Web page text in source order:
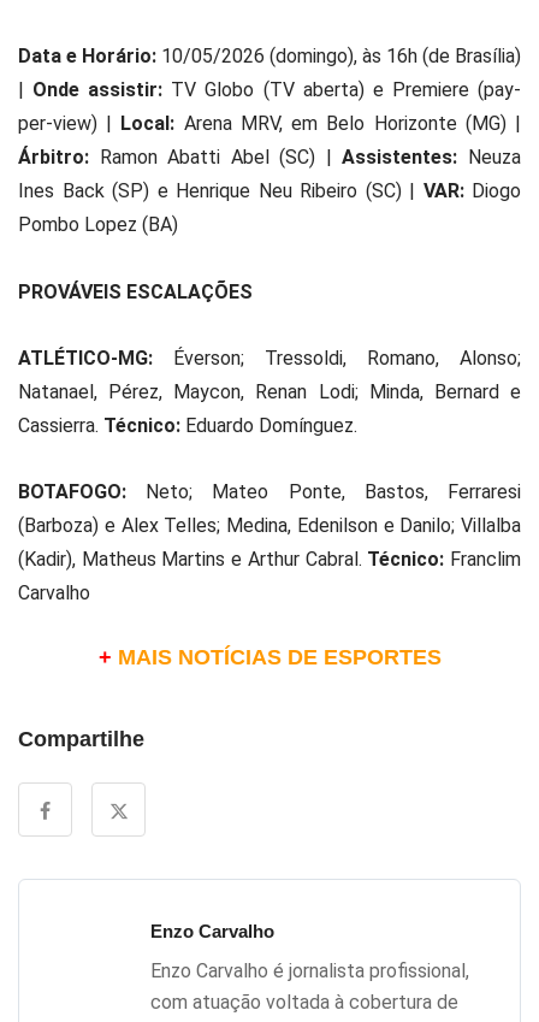
Data e Horário: 10/05/2026 (domingo), às 16h (de Brasília)
Onde assistir: TV Globo (TV aberta) e Premiere (pay-
per-view) |
Local: Arena MRV, em Belo Horizonte (MG) |
Árbitro: Ramon Abatti Abel (SC) |Assistentes: Neuza
Ines Back (SP) e Henrique Neu Ribeiro (SC) | VAR:Diogo
Pombo Lopez (BA)
PROVÁVEIS ESCALAÇÕES
ATLÉTICO-MG: Éverson; Tressoldi, Romano, Alonso;
Natanael, Pérez, Maycon, Renan Lodi; Minda, Bernard e
Cassierra. Técnico: Eduardo Domínguez.
BOTAFOGO: Neto; Mateo Ponte, Bastos, Ferraresi
(Barboza) e Alex Telles; Medina, Edenilson e Danilo; Villalba
(Kadir), Matheus Martins e Arthur Cabral. Técnico: Franclim
Carvalho
+ MAIS NOTÍCIAS DE ESPORTES
Compartilhe
Enzo Carvalho
Enzo Carvalho é jornalista profissional,
com atuação voltada à cobertura de